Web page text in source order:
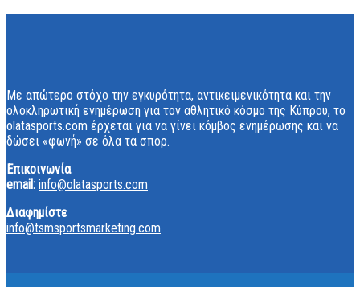
Με απώτερο στόχο την εγκυρότητα, αντικειμενικότητα και την
ολοκληρωτική ενημέρωση για τον αθλητικό κόσμο της Κύπρου, το
olatasports.com έρχεται για να γίνει κόμβος ενημέρωσης και να
δώσει «φωνή» σε όλα τα σπορ.
Επικοινωνία
email: info@olatasports.com
Διαφημίστε
info@tsmsportsmarketing.com